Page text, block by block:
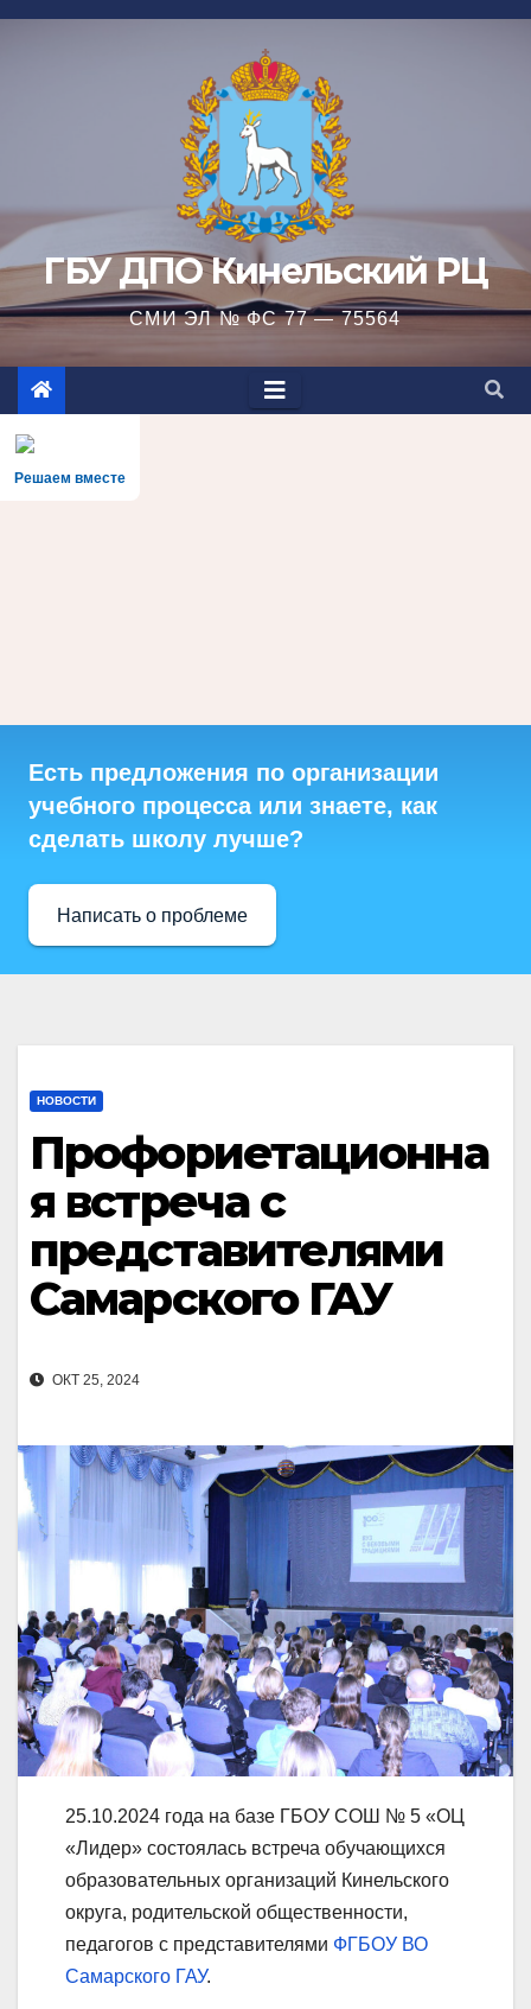
Перейти
ГБУ ДПО Кинельский РЦ
СМИ ЭЛ № ФС 77 — 75564
Решаем вместе
Есть предложения по организации
учебного процесса или знаете, как
сделать школу лучше?
Написать о проблеме
НОВОСТИ
Профориетационна
я встреча с
представителями
Самарского ГАУ
ОКТ 25, 2024
25.10.2024 года на базе ГБОУ СОШ № 5 «ОЦ
«Лидер» состоялась встреча обучающихся
образовательных организаций Кинельского
округа, родительской общественности,
педагогов с представителями ФГБОУ ВО
Самарского ГАУ.